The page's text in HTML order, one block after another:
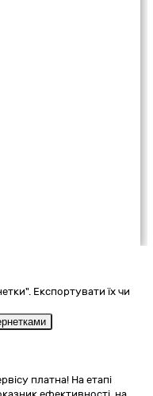
Експортувати їх чи
платна! На етапі